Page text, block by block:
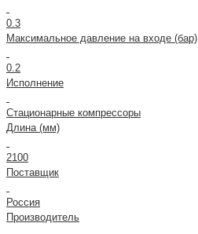
0.3
Максимальное давление на входе (бар)
0.2
Исполнение
Стационарные компрессоры
Длина (мм)
2100
Поставщик
Россия
Производитель